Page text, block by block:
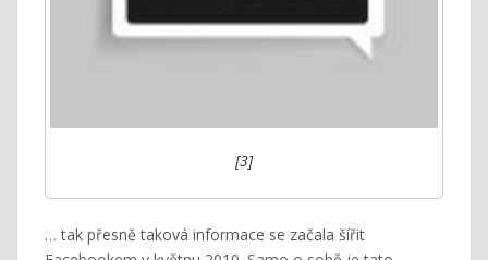
[3]
… tak přesně taková informace se začala šířit